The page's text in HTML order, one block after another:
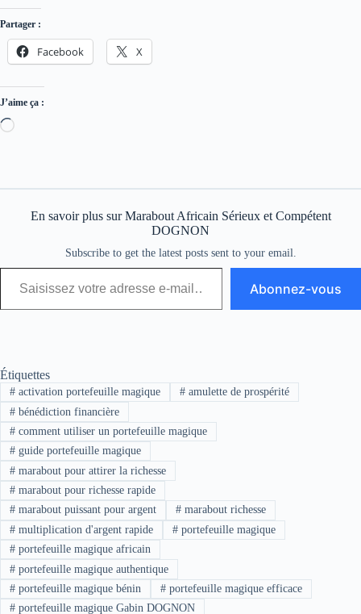
Partager :
Facebook X
J’aime ça :
En savoir plus sur Marabout Africain Sérieux et Compétent
DOGNON
Subscribe to get the latest posts sent to your email.
Abonnez-vous
Étiquettes
#activation portefeuille magique #amulette de prospérité
#bénédiction financière
#comment utiliser un portefeuille magique
#guide portefeuille magique
#marabout pour attirer la richesse
#marabout pour richesse rapide
#marabout puissant pour argent #marabout richesse
#multiplication d'argent rapide #portefeuille magique
#portefeuille magique africain
#portefeuille magique authentique
#portefeuille magique bénin #portefeuille magique efficace
#portefeuille magique Gabin DOGNON